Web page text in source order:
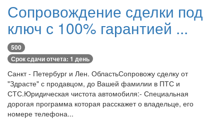
Сопровождение сделки под
ключ с 100% гарантией ...
500
Срок сдачи отчета: 1 день
Санкт - Петербург и Лен. ОбластьСопровожу сделку от
"Здрасте" с продавцом, до Вашей фамилии в ПТС и
СТС.Юридическая чистота автомобиля:- Специальная
дорогая программа которая расскажет о владельце, его
номере телефона...